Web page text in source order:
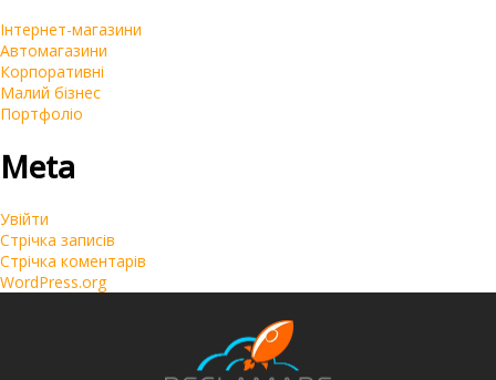
Інтернет-магазини
Автомагазини
Корпоративні
Малий бізнес
Портфоліо
Meta
Увійти
Стрічка записів
Стрічка коментарів
WordPress.org